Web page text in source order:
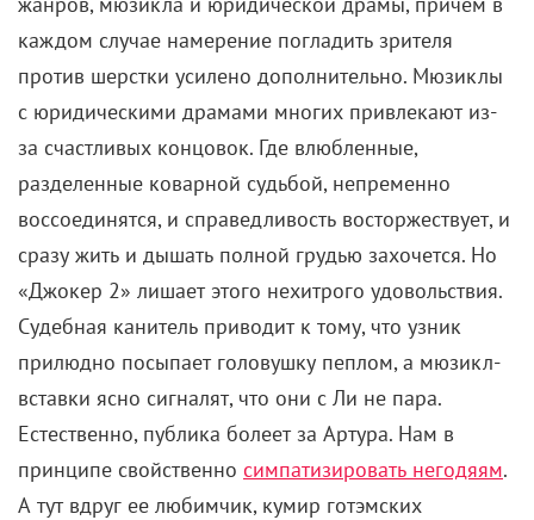
каждом случае намерение погладить зрителя
против шерстки усилено дополнительно. Мюзиклы
с юридическими драмами многих привлекают из-
за счастливых концовок. Где влюбленные,
разделенные коварной судьбой, непременно
воссоединятся, и справедливость восторжествует, и
сразу жить и дышать полной грудью захочется. Но
«Джокер 2» лишает этого нехитрого удовольствия.
Судебная канитель приводит к тому, что узник
прилюдно посыпает головушку пеплом, а мюзикл-
вставки ясно сигналят, что они с Ли не пара.
Естественно, публика болеет за Артура. Нам в
принципе свойственно симпатизировать негодяям.
А тут вдруг ее любимчик, кумир готэмских